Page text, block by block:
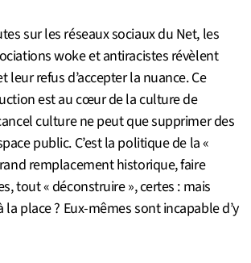
sur les réseaux sociaux du Net, les
woke et antiracistes révèlent
leur refus d’accepter la nuance. Ce
est au cœur de la culture de
culture ne peut que supprimer des
public. C’est la politique de la «
remplacement historique, faire
tout « déconstruire », certes : mais
place ? Eux-mêmes sont incapable d’y